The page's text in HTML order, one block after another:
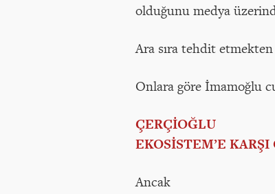
olduğunu medya
Ara sıra tehdit etmekten
Onlara göre İmamoğlu
ÇERÇİOĞLU
EKOSİSTEM’E
Ancak